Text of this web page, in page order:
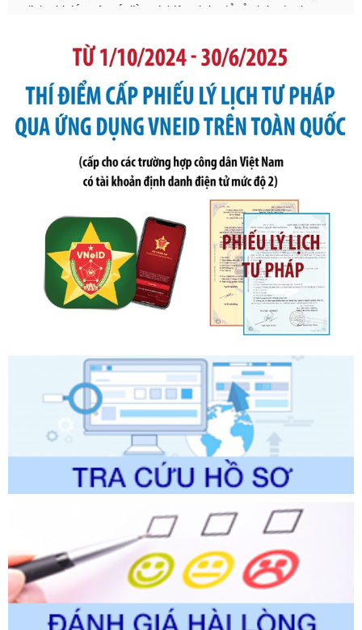
Ngày ban hành: 21/07/2026
Tên: Thông tư số 105/2026/TT-BTC của Bộ Tài chính: Bãi
bỏ Thông tư số 87/2019/TT- BТC ngày 19 tháng 12 năm
2019 của Bộ trưởng Bộ Tài chính hướng dẫn thực hiện xử
phạt vi phạm hành chính trong lĩnh vực kho bạc nhà nước
Ngày ban hành: 21/07/2026
291/2026/NĐ-CP
Tên: Nghị định số 291/2026/NĐ-CP của Chính phủ: Sửa
đổi, bổ sung một số điều của Nghị định số 125/2020/NĐ-СР
ngày 19 tháng 10 năm 2020 của Chính phủ quy định xử
phạt vi phạm hành chính về thuế, hóa đơn được sửa đổi, bổ
sung bởi Nghị định số 102/2021/NĐ-CP
Ngày ban hành: 20/07/2026
Số kí hiệu:2303/QĐ-UBND
Tên: Quyết định công bố Danh mục thủ tục hành chính mới
ban hành, được sửa đổi, bổ sung, bị bãi bỏ và phê duyệt
Quy trình nội bộ, quy trình điện tử giải quyết thủ tục hành
chính trong một số lĩnh vực thuộc phạm vi chức năng quản
lý của Sở Văn hóa, Thể tha
Ngày ban hành: 01/06/2026
Số kí hiệu:2304/QĐ-UBND
Tên: Quyết định công bố Danh mục thủ tục hành chính
được sửa đổi, bổ sung và phê duyệt Quy trình nội bộ, quy
trình điện tử giải quyết thủ tục hành chính trong lĩnh vực Du
lịch thuộc phạm vi chức năng quản lý của Sở Văn hóa, Thể
thao và Du lịch
Ngày ban hành: 01/06/2026
2310/QĐ-UBND
Tên: Về việc công bố Danh mục thủ tục hành chính sửa
đổi, bổ sung và phê duyệt Quy trình nội bộ, quy trình điện tử
trong giải quyết thủtục hành chính lĩnh vực biến đổi khí hậu
thuộc phạm vi giải quyết của Sở Nông nghiệp và Môi
trường
Ngày ban hành: 01/06/2026